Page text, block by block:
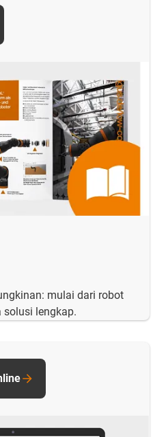
mulai dari robot
lengkap.